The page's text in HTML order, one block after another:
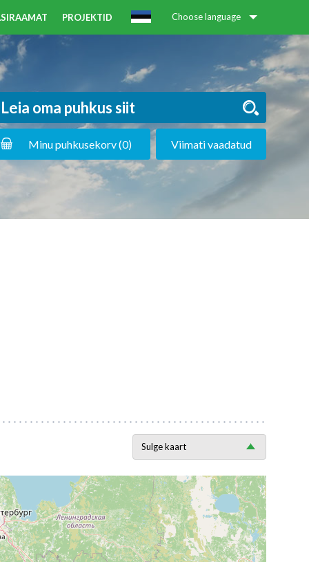
PROJEKTID Choose language
Minu puhkusekorv (0) Viimati vaadatud
Sulge kaart